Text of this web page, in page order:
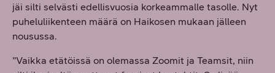
jäi silti selvästi edellisvuosia korkeammalle tasolle. Nyt
puheluliikenteen määrä on Haikosen mukaan jälleen
nousussa.
”Vaikka etätöissä on olemassa Zoomit ja Teamsit, niin